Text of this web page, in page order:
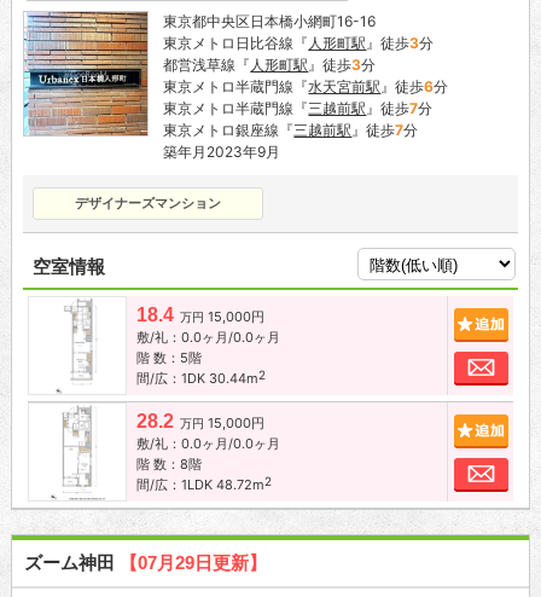
東京都中央区日本橋小網町16-16
東京メトロ日比谷線『 人形町駅 』徒歩3分
都営浅草線『 人形町駅 』徒歩3分
東京メトロ半蔵門線『水天宮前駅 』徒歩6分
東京メトロ半蔵門線『三越前駅 』徒歩7分
東京メトロ銀座線『三越前駅 』徒歩7分
築年月2023年9月
デザイナーズマンション
空室情報
18.4 万円 15,000円
敷/礼：0.0ヶ月/0.0ヶ月
階 数：5階
間/広：1DK 30.44m2
追加
お
28.2 万円 15,000円
敷/礼：0.0ヶ月/0.0ヶ月
階 数：8階
間/広：1LDK 48.72m2
お
ズーム神田 【07月29日更新】